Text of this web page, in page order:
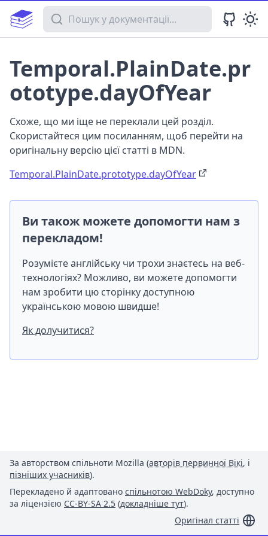
Пошук у документації
Temporal.PlainDate.pr
ototype.dayOfYear
Схоже, що ми іще не переклали цей розділ.
Скористайтеся цим посиланням, щоб перейти на
оригінальну версію цієї статті в MDN.
Temporal.PlainDate.prototype.dayOfYear
Ви також можете допомогти нам з
перекладом!
Розумієте англійську чи трохи знаєтесь на веб-
технологіях? Можливо, ви можете допомогти
нам зробити цю сторінку доступною
українською мовою швидше!
Як долучитися?
За авторством спільноти Mozilla (авторів первинної Вікі, і
пізніших учасників).
Перекладено й адаптовано спільнотою WebDoky, доступно
за ліцензією CC-BY-SA 2.5 (докладніше тут).
Оригінал статті